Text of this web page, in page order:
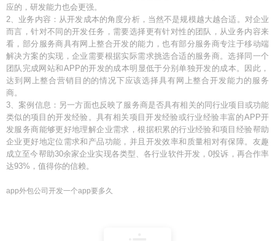
应的，研发能力也会更强。
2、业务内容：从开发成本的角度分析，当然不是规模越大越合适。对企业
而言，针对不同的开发任务，需要选择更有针对性的团队，从业务内容来
看，部分服务商具有网上整合开发的能力，也有部分服务商专注于移动端
解决方案的实现，企业需要根据实际需求挑选合适的服务商。选择同一个
团队完成网站和APP的开发的成本明显低于分别单独开发的成本。因此，
达到网上整合营销目的的情况下应该选择具有网上整合开发能力的服务
商。
3、案例信息：另一方面也反映了服务商是否具有相关的同行业项目或功能
类似的项目的开发经验。具有相关项目开发经验或行业经验丰富的APP开
发服务商能够更好地理解企业需求，根据积累的行业经验和项目经验帮助
企业更好地定位需求和产品功能，并且开发效率和质量相对有保障。友趣
成立至今帮助30余家企业实现各类型、各行业软件开发，0投诉，再合作率
达93%，值得你的信赖。
app外包公司开发一个app要多久